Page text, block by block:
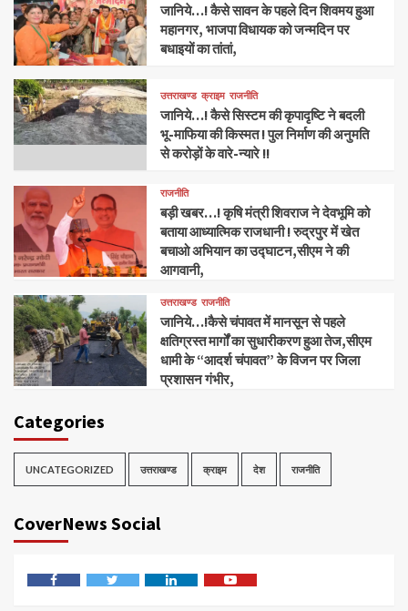
जानिये…! कैसे सावन के पहले दिन शिवमय हुआ
महानगर, भाजपा विधायक को जन्मदिन पर
बधाइयों का तांतां,
उत्तराखण्ड क्राइम राजनीति
जानिये…! कैसे सिस्टम की कृपादृष्टि ने बदली
भू-माफिया की किस्मत ! पुल निर्माण की अनुमति
से करोड़ों के वारे-न्यारे !!
राजनीति
बड़ी खबर…! कृषि मंत्री शिवराज ने देवभूमि को
बताया आध्यात्मिक राजधानी ! रुद्रपुर में खेत
बचाओ अभियान का उद्घाटन,सीएम ने की
आगवानी,
उत्तराखण्ड राजनीति
जानिये…!कैसे चंपावत में मानसून से पहले
क्षतिग्रस्त मार्गों का सुधारीकरण हुआ तेज,सीएम
धामी के “आदर्श चंपावत” के विजन पर जिला
प्रशासन गंभीर,
Categories
UNCATEGORIZED उत्तराखण्ड क्राइम देश राजनीति
CoverNews Social